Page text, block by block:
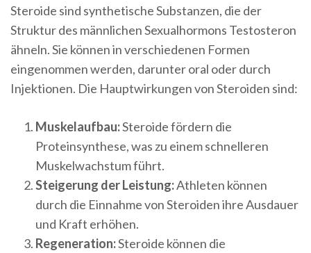
Steroide sind synthetische Substanzen, die der
Struktur des männlichen Sexualhormons Testosteron
ähneln. Sie können in verschiedenen Formen
eingenommen werden, darunter oral oder durch
Injektionen. Die Hauptwirkungen von Steroiden sind:
Muskelaufbau:Steroide fördern die
Proteinsynthese, was zu einem schnelleren
Muskelwachstum führt.
Steigerung der Leistung:Athleten können
durch die Einnahme von Steroiden ihre Ausdauer
und Kraft erhöhen.
Regeneration:Steroide können die